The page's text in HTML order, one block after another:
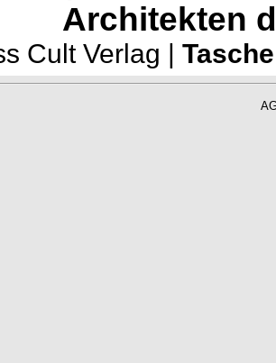
Architekten
Cult Verlag |